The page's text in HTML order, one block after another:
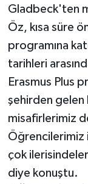
Gladbeck'ten
Öz, kısa süre
programına
tarihleri
Erasmus Plus
şehirden gelen
misafirlerimiz
Öğrencilerimiz
çok
diye konuştu.